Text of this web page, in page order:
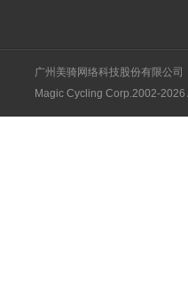
广州美骑网络科技股份有限公司
Magic Cycling Corp.2002-